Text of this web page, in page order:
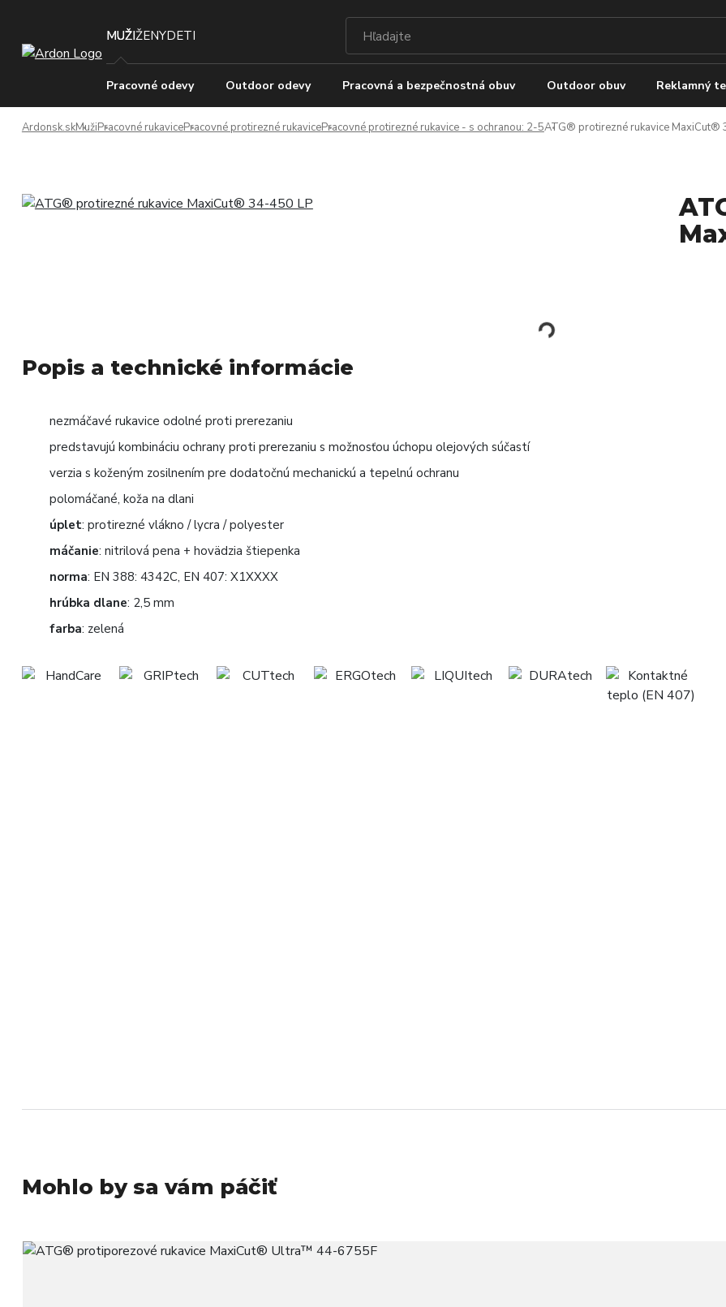
MUŽIŽENYDETI
Pracovné odevy Outdoor odevy Pracovná a bezpečnostná obuv Outdoor obuv Reklamný
Ardonsk.skMužiPracovné rukavicePracovné protirezné rukavicePracovné protirezné rukavice - s ochranou: 2-5ATG® protirezné rukavice MaxiCut®
Popis a technické informácie
nezmáčavé rukavice odolné proti prerezaniu
predstavujú kombináciu ochrany proti prerezaniu s možnosťou úchopu olejových súčastí
verzia s koženým zosilnením pre dodatočnú mechanickú a tepelnú ochranu
polomáčané, koža na dlani
úplet: protirezné vlákno / lycra / polyester
máčanie: nitrilová pena + hovädzia štiepenka
norma: EN 388: 4342C, EN 407: X1XXXX
hrúbka dlane: 2,5 mm
farba: zelená
Mohlo by sa vám páčiť